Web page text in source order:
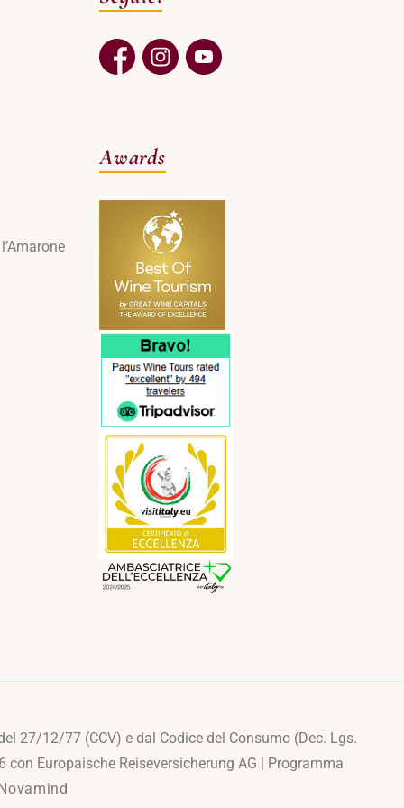
Awards
27/12/77 (CCV) e dal Codice del Consumo (Dec. Lgs.
Europaische Reiseversicherung AG | Programma